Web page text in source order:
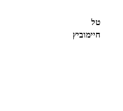
טל
חיימוביץ